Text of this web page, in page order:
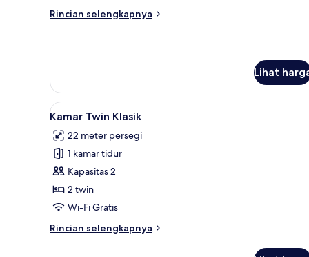
Rincian selengkapnya
Rincian
Large
Room
Lihat
Lihat
semua
foto
untuk
Kamar
Twin
Klasik
Brankas, meja kerja, tirai
6
Kamar Twin Klasik
22 meter persegi
1 kamar tidur
Kapasitas 2
2 twin
Wi-Fi Gratis
Rincian selengkapnya
Rincian